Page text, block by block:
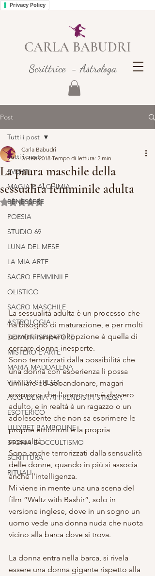
Privacy Policy
CARLA BABUDRI
Scrittrice - Astrologa
Post
Tutti i post
EVENTI
MAGIA E ALCHIMIA
BENESSERE
POESIA
STUDIO 69
LUNA DEL MESE
LA MIA ARTE
SACRO FEMMINILE
OLISTICO
SACRO MASCHILE
ASTROLOGIA
DEIMON ISPIRATORE
MISTERO E ARTE
MARIA MADDALENA
VITA DA STREGA
ACCADEMIA APPRENDISTA STREGA
ESOTERICO
LILLYBET BAMBOLINE
STORIA E OCCULTISMO
SCRITTURA
RITUALI
Tutti i post
La paura maschile della
sessualità femminile adulta
Carla Babudri
26 feb 2018 Tempo di lettura: 2 min
Valutazione NaN stelle su 5.
La sessualità adulta è un processo che
ha bisogno di maturazione, e per molti
uomini inesperti l’opzione è quella di
cercare donne inesperte.
Sono terrorizzati dalla possibilità che
una donna con esperienza li possa
umiliare ed abbandonare, magari
scoprono che l’uomo non è davvero
adulto, e in realtà è un ragazzo o un
adolescente che non sa esprimere le
proprie emozioni e la propria
sessualità .
Sono anche terrorizzati dalla sensualità
delle donne, quando in più si associa
anche l’intelligenza.
Mi viene in mente una una scena del
film “Waltz with Bashir“, solo in
versione inglese, dove in un sogno un
uomo vede una donna nuda che nuota
vicino alla barca dove si trova.
La donna entra nella barca, si rivela
essere una donna gigante rispetto alla